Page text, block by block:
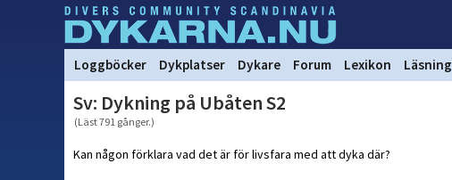
Loggböcker Dykplatser Dykare Forum Lexikon Läsning
Sv: Dykning på Ubåten S2
(Läst 791 gånger.)
Kan någon förklara vad det är för livsfara med att dyka där?